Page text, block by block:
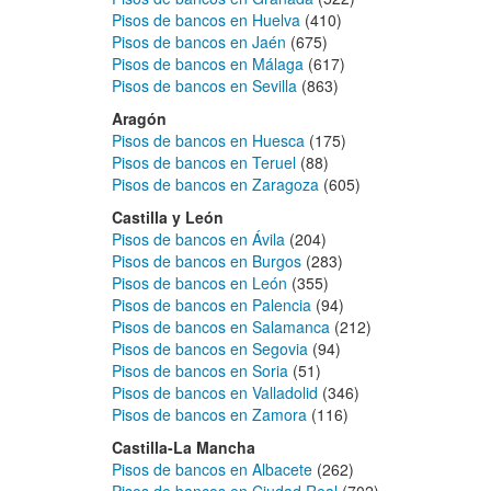
Pisos de bancos en Huelva (410)
Pisos de bancos en Jaén (675)
Pisos de bancos en Málaga (617)
Pisos de bancos en Sevilla (863)
Aragón
Pisos de bancos en Huesca (175)
Pisos de bancos en Teruel (88)
Pisos de bancos en Zaragoza (605)
Castilla y León
Pisos de bancos en Ávila (204)
Pisos de bancos en Burgos (283)
Pisos de bancos en León (355)
Pisos de bancos en Palencia (94)
Pisos de bancos en Salamanca (212)
Pisos de bancos en Segovia (94)
Pisos de bancos en Soria (51)
Pisos de bancos en Valladolid (346)
Pisos de bancos en Zamora (116)
Castilla-La Mancha
Pisos de bancos en Albacete (262)